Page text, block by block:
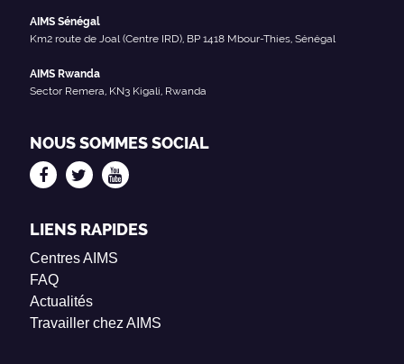
AIMS Sénégal
Km2 route de Joal (Centre IRD), BP 1418 Mbour-Thies, Sénégal
AIMS Rwanda
Sector Remera, KN3 Kigali, Rwanda
NOUS SOMMES SOCIAL
LIENS RAPIDES
Centres AIMS
FAQ
Actualités
Travailler chez AIMS